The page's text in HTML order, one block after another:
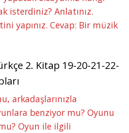
isterdiniz? Anlatınız.
yapınız. Cevap: Bir müzik
2. Kitap 19-20-21-22-
arkadaşlarınızla
benziyor mu? Oyunu
Oyun ile ilgili